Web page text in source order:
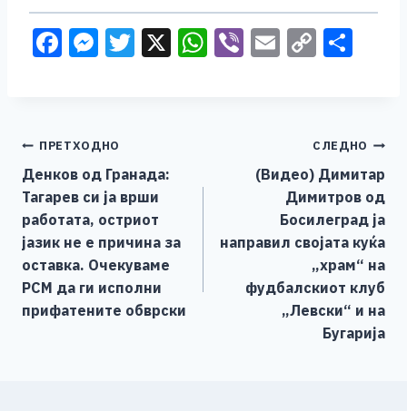
F
b
o
o
k
M
n
g
er
T X W Vi E C
Li
n
k
Навигација
на
напис
ПРЕТХОДНО
Денков од Гранада:
Тагарев си ја врши
работата, остриот
јазик не е причина за
оставка. Очекуваме
РСМ да ги исполни
прифатените обврски
СЛЕДНО
(Видео) Димитар
Димитров од
Босилеград ја
направил својата куќа
„храм“ на
фудбалскиот клуб
„Левски“ и на
Бугарија